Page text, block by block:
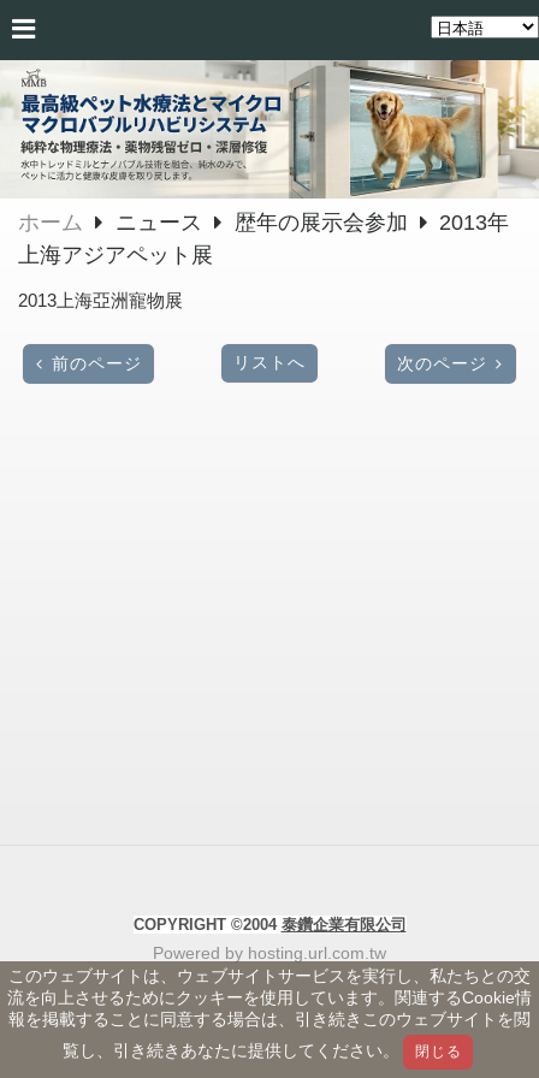
ホーム ニュース 歴年の展示会参加
2013年
上海アジアペット展
2013上海亞洲寵物展
前のページ リストへ 次のページ
COPYRIGHT ©2004 泰鑽企業有限公司
Powered by hosting.url.com.tw
このウェブサイトは、ウェブサイトサービスを実行し、私たちとの交
流を向上させるためにクッキーを使用しています。関連するCookie情
報を掲載することに同意する場合は、引き続きこのウェブサイトを閲
覧し、引き続きあなたに提供してください。